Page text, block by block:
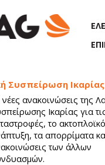
Συσπείρωση Ικαρίας
ανακοινώσεις της
Ικαρίας για
το
τα απορρίματα
των άλλων